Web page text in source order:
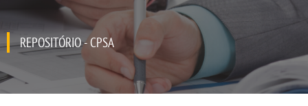
QUEM SOMOS
INFRAESTRUTURA
REPOSITÓRIO - CPSA